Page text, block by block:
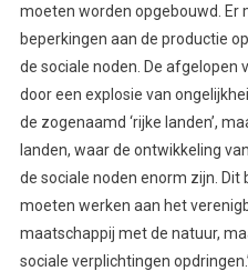
moeten worden opgebouwd. Er
beperkingen aan de productie
de sociale noden. De
door een explosie van
de zogenaamd ‘rijke landen’,
landen, waar de ontwikkeling
de sociale noden enorm zijn.
moeten werken aan het
maatschappij met de natuur,
sociale verplichtingen